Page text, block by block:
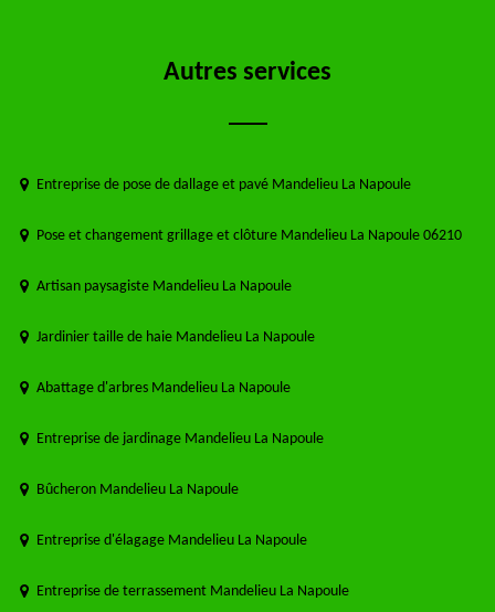
Autres services
Entreprise de pose de dallage et pavé Mandelieu La Napoule
Pose et changement grillage et clôture Mandelieu La Napoule 06210
Artisan paysagiste Mandelieu La Napoule
Jardinier taille de haie Mandelieu La Napoule
Abattage d'arbres Mandelieu La Napoule
Entreprise de jardinage Mandelieu La Napoule
Bûcheron Mandelieu La Napoule
Entreprise d'élagage Mandelieu La Napoule
Entreprise de terrassement Mandelieu La Napoule